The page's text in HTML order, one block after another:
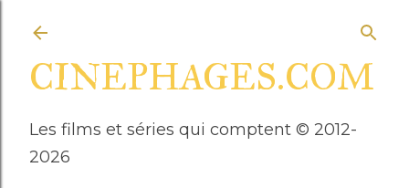
CINEPHAGES.COM
Les films et séries qui comptent © 2012-
2026